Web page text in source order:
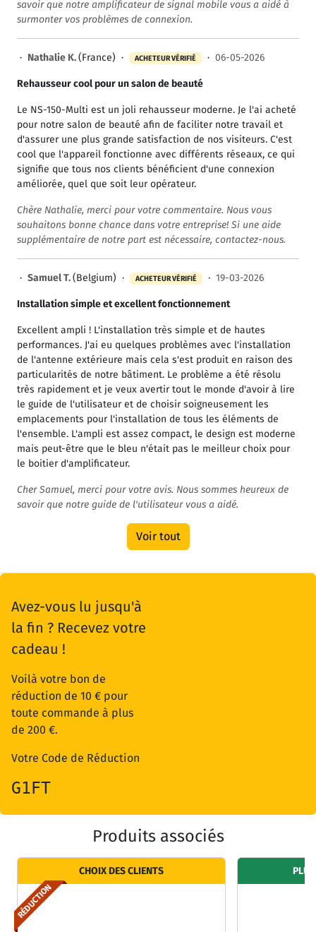
savoir que notre amplificateur de signal mobile vous a aidé à
surmonter vos problèmes de connexion.
· Nathalie K.(France) · ACHETEUR VÉRIFIÉ · 06-05-2026
Rehausseur cool pour un salon de beauté
Le NS-150-Multi est un joli rehausseur moderne. Je l'ai acheté
pour notre salon de beauté afin de faciliter notre travail et
d'assurer une plus grande satisfaction de nos visiteurs. C'est
cool que l'appareil fonctionne avec différents réseaux, ce qui
signifie que tous nos clients bénéficient d'une connexion
améliorée, quel que soit leur opérateur.
Chère Nathalie, merci pour votre commentaire. Nous vous
souhaitons bonne chance dans votre entreprise! Si une aide
supplémentaire de notre part est nécessaire, contactez-nous.
· Samuel T.(Belgium) · ACHETEUR VÉRIFIÉ · 19-03-2026
Installation simple et excellent fonctionnement
Excellent ampli ! L'installation très simple et de hautes
performances. J'ai eu quelques problèmes avec l'installation
de l'antenne extérieure mais cela s'est produit en raison des
particularités de notre bâtiment. Le problème a été résolu
très rapidement et je veux avertir tout le monde d'avoir à lire
le guide de l'utilisateur et de choisir soigneusement les
emplacements pour l'installation de tous les éléments de
l'ensemble. L'ampli est assez compact, le design est moderne
mais peut-être que le bleu n'était pas le meilleur choix pour
le boitier d'amplificateur.
Cher Samuel, merci pour votre avis. Nous sommes heureux de
savoir que notre guide de l'utilisateur vous a aidé.
Voir tout
Avez-vous lu jusqu'à
la fin ? Recevez votre
cadeau !
Voilà votre bon de
réduction de 10 € pour
toute commande à plus
de 200 €.
Votre Code de Réduction
G1FT
Produits associés
CHOIX DES CLIENTS
RÉDUCTION